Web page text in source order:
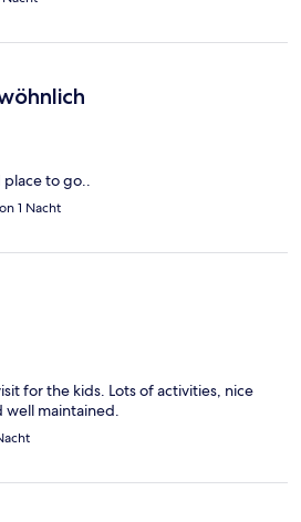
to go..
1 Nacht
for the kids. Lots of activities, nice
well maintained.